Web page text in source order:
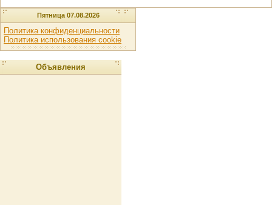
Пятница 07.08.2026
Политика конфиденциальности
Политика использования cookie
Объявления